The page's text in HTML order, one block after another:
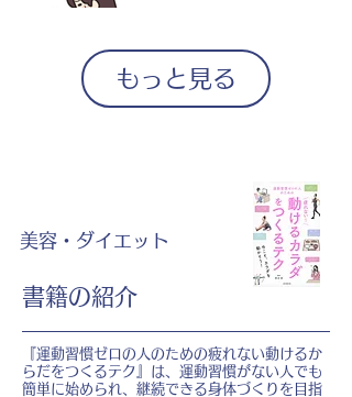
もっと見る
美容・ダイエット
書籍の紹介
『運動習慣ゼロの人のための疲れない動けるか
らだをつくるテク』は、運動習慣がない人でも
簡単に始められ、継続できる身体づくりを目指